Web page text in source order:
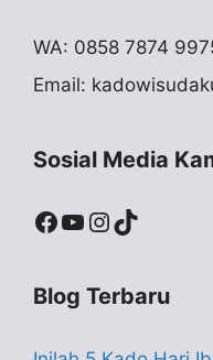
WA: 0858 7874
Email:
Sosial Media
Facebook
YouTube
Instagram
TikTok
Blog Terbaru